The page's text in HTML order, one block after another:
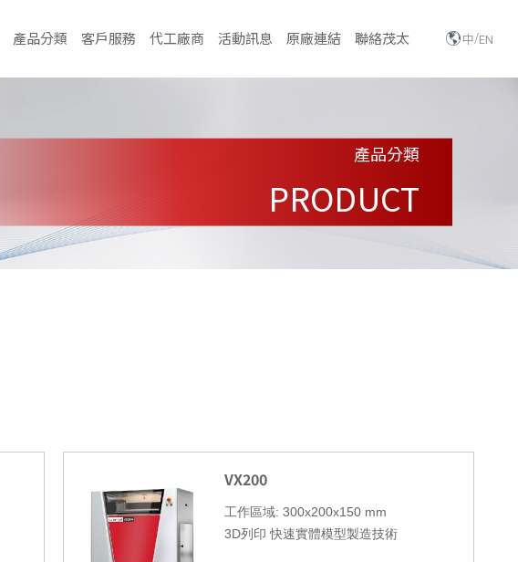
產品分類 客戶服務 代工廠商 活動訊息 原廠連結 聯絡茂太 中/EN
產品分類
PRODUCT
VX200
工作區域: 300x200x150 mm
3D列印 快速實體模型製造技術